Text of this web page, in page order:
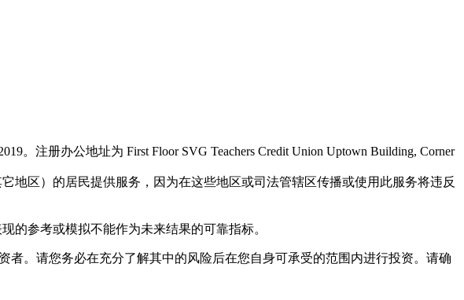
。注册办公地址为 First Floor SVG Teachers Credit Union Uptown Building, Corner
地区）的居民提供服务，因为在这些地区或司法管辖区传播或使用此服务将违反
的参考或模拟不能作为未来结果的可靠指标。
。请您务必在充分了解其中的风险后在您自身可承受的范围内进行投资。请确